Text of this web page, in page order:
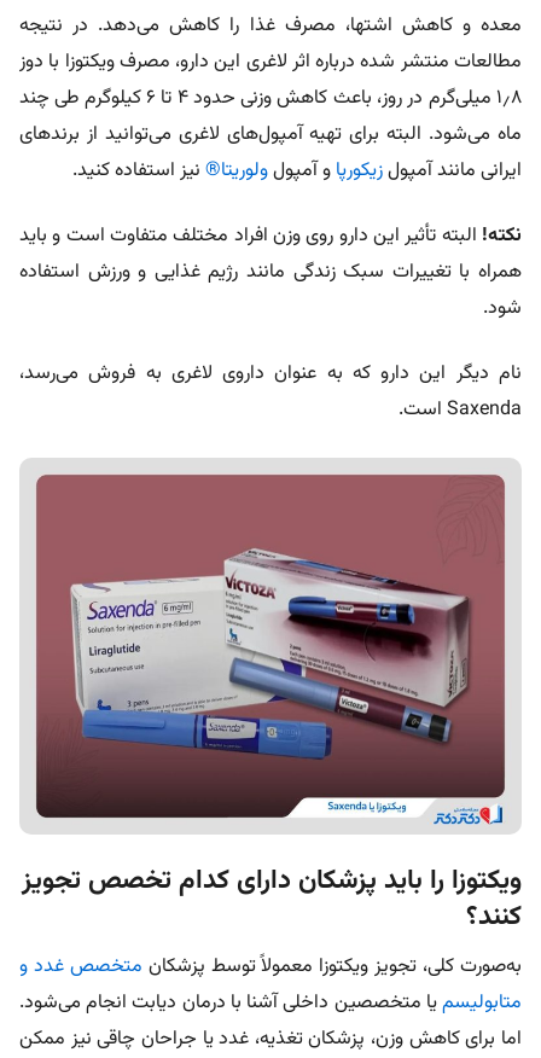
معده و کاهش اشتها، مصرف غذا را کاهش می‌دهد. در نتیجه
مطالعات منتشر شده درباره اثر لاغری این دارو، مصرف ویکتوزا با دوز
۱٫۸ میلی‌گرم در روز، باعث کاهش وزنی حدود ۴ تا ۶ کیلوگرم طی چند
ماه می‌شود. البته برای تهیه آمپول‌های لاغری می‌توانید از برندهای
ایرانی مانند آمپولزیکورپا و آمپولولوریتا® نیز استفاده کنید.
نکته! البته تأثیر این دارو روی وزن افراد مختلف متفاوت است و باید
همراه با تغییرات سبک زندگی مانند رژیم غذایی و ورزش استفاده
شود.
نام دیگر این دارو که به عنوان داروی لاغری به فروش می‌رسد،
Saxenda است.
ویکتوزا را باید پزشکان دارای کدام تخصص تجویز
کنند؟
به‌صورت کلی، تجویز ویکتوزا معمولاً توسط پزشکان متخصص غدد و
متابولیسمیا متخصصین داخلی آشنا با درمان دیابت انجام می‌شود.
اما برای کاهش وزن، پزشکان تغذیه، غدد یا جراحان چاقی نیز ممکن